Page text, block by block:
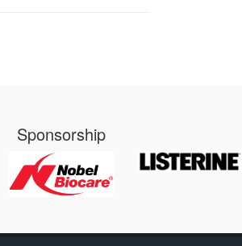
Sponsorship